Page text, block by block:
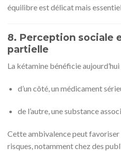
équilibre est délicat mais
8. Perception sociale
partielle
La kétamine bénéficie
d’un côté, un médicament
de l’autre, une substance
Cette ambivalence peut favoriser
risques, notamment chez des